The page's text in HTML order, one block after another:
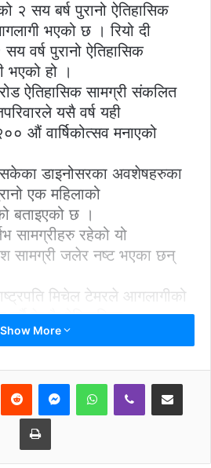
२ सय बर्ष पुरानो ऐतिहासिक
भएको छ । रियो दी
वर्ष पुरानो ऐतिहासिक
भएको हो ।
ऐतिहासिक सामग्री संकलित
यसै वर्ष यही
औं वार्षिकोत्सव मनाएको
डाइनोसरका अवशेषहरुका
एक महिलाको
बताइएको छ ।
सामग्रीहरु रहेको यो
सामग्री जलेर नष्ट भएका छन्
मिचेल टेमरले आगलागीको
देशकै ऐतिहासिक
देशको पहिचान नष्ट भएको
Show More
Reddit MessengerWhatsAppViber Share via Email
Print